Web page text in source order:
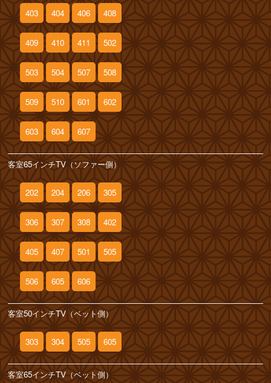
403 404 406 408
409 410 411 502
503 504 507 508
509 510 601 602
603 604 607
客室65インチTV（ソファー側）
202 204 206 305
306 307 308 402
405 407 501 505
506 605 606
客室50インチTV（ベット側）
303 304 505 605
客室65インチTV（ベット側）